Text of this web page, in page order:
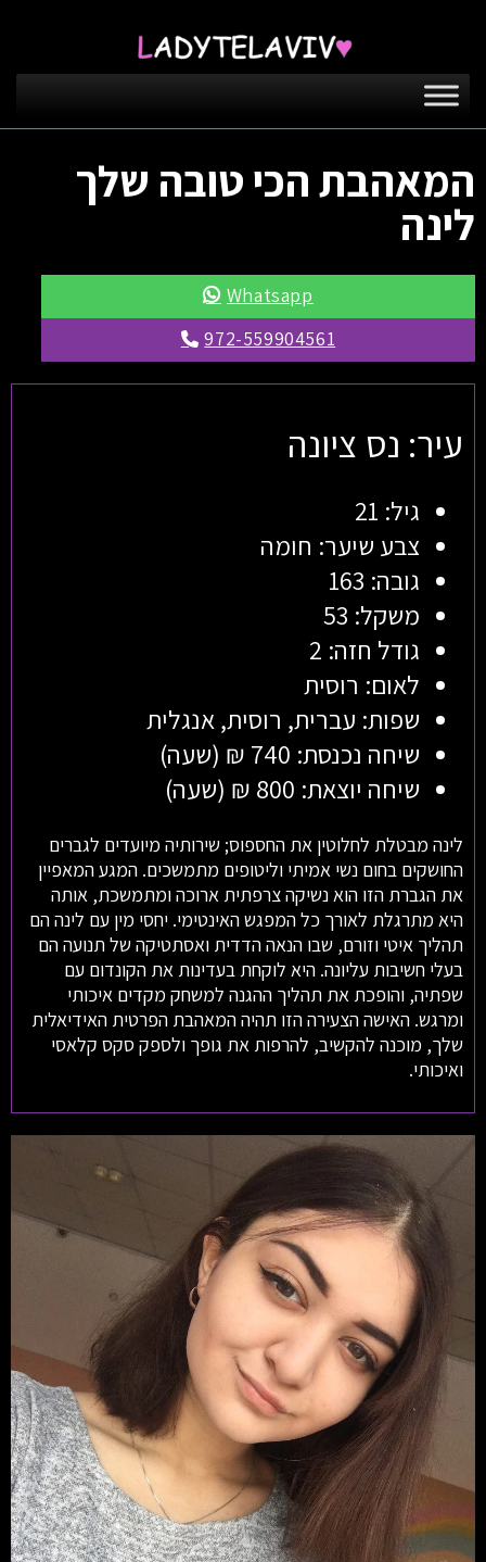
המאהבת הכי טובה שלך
לינה
Whatsapp
972-559904561
עיר: נס ציונה
גיל: 21
צבע שיער: חומה
גובה: 163
משקל: 53
גודל חזה: 2
לאום: רוסית
שפות: עברית, רוסית, אנגלית
שיחה נכנסת: 740 ₪ (שעה)
שיחה יוצאת: 800 ₪ (שעה)
לינה מבטלת לחלוטין את החספוס; שירותיה מיועדים לגברים
החושקים בחום נשי אמיתי וליטופים מתמשכים. המגע המאפיין
את הגברת הזו הוא נשיקה צרפתית ארוכה ומתמשכת, אותה
היא מתרגלת לאורך כל המפגש האינטימי. יחסי מין עם לינה הם
תהליך איטי וזורם, שבו הנאה הדדית ואסתטיקה של תנועה הם
בעלי חשיבות עליונה. היא לוקחת בעדינות את הקונדום עם
שפתיה, והופכת את תהליך ההגנה למשחק מקדים איכותי
ומרגש. האישה הצעירה הזו תהיה המאהבת הפרטית האידיאלית
שלך, מוכנה להקשיב, להרפות את גופך ולספק סקס קלאסי
ואיכותי.